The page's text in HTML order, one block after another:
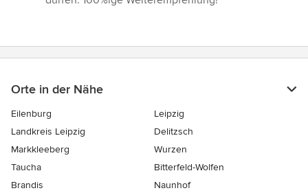
Orte in der Nähe
Eilenburg
Leipzig
Landkreis Leipzig
Delitzsch
Markkleeberg
Wurzen
Taucha
Bitterfeld-Wolfen
Brandis
Naunhof